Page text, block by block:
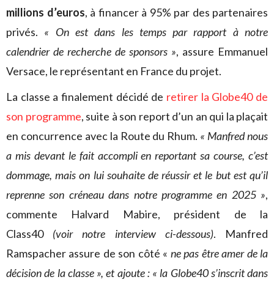
millions d’euros, à financer à 95% par des partenaires
privés. « On est dans les temps par rapport à notre
calendrier de recherche de sponsors », assure Emmanuel
Versace, le représentant en France du projet.
La classe a finalement décidé de retirer la Globe40 de
son programme, suite à son report d’un an qui la plaçait
en concurrence avec la Route du Rhum. « Manfred nous
a mis devant le fait accompli en reportant sa course, c’est
dommage, mais on lui souhaite de réussir et le but est qu’il
reprenne son créneau dans notre programme en 2025 »,
commente Halvard Mabire, président de la
Class40 (voir notre interview ci-dessous). Manfred
Ramspacher assure de son côté « ne pas être amer de la
décision de la classe »,et ajoute : « la Globe40 s’inscrit dans